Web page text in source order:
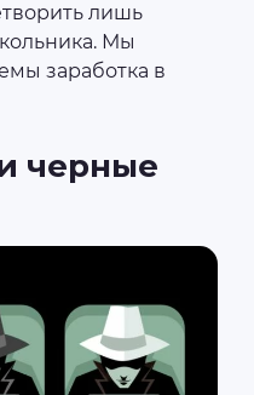
лишь
Мы
заработка в
черные